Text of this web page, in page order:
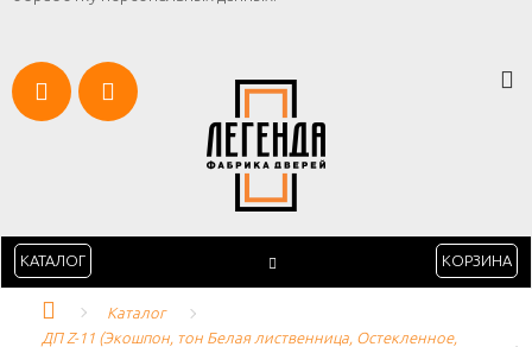
КАТАЛОГ КОРЗИНА
Каталог
ДП Z-11 (Экошпон, тон Белая лиственница, Остекленное,